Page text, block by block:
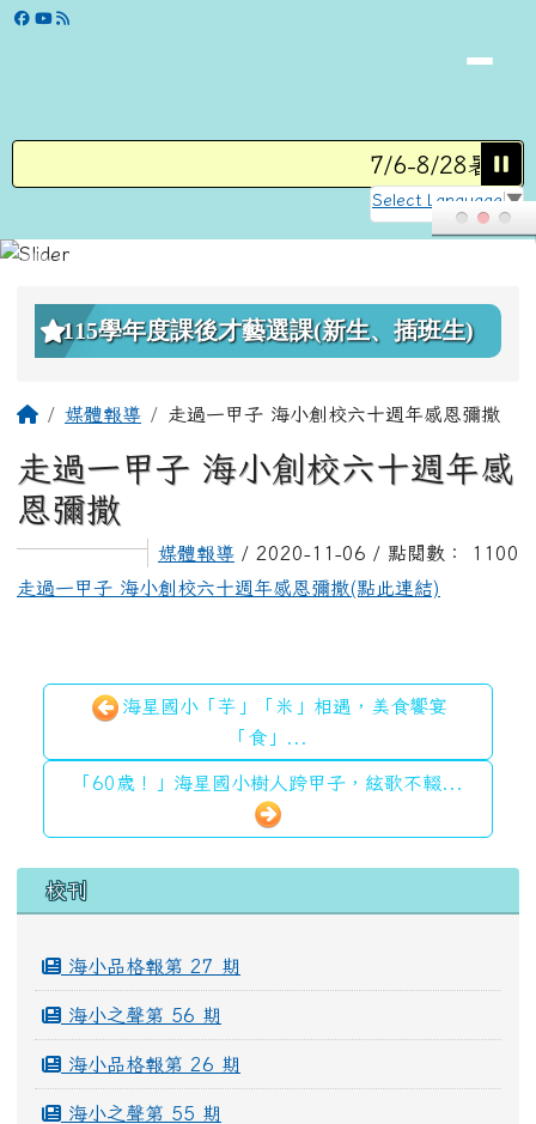
跳至主內容區
學校網站
7/6-8/28暑假
Select Language ▼
上中區域內容
115學年度課後才藝選課(新生、插班生)
主內容區域
回首頁媒體報導 走過一甲子 海小創校六十週年感恩彌撒
走過一甲子 海小創校六十週年感
恩彌撒
媒體報導 / 2020-11-06 / 點閱數： 1100
走過一甲子 海小創校六十週年感恩彌撒(點此連結)
海星國小「芋」「米」相遇，美食饗宴
「食」...
「60歲！」海星國小樹人跨甲子，絃歌不輟...
左邊區域內容
校刊
海小品格報第 27 期
海小之聲第 56 期
海小品格報第 26 期
海小之聲第 55 期